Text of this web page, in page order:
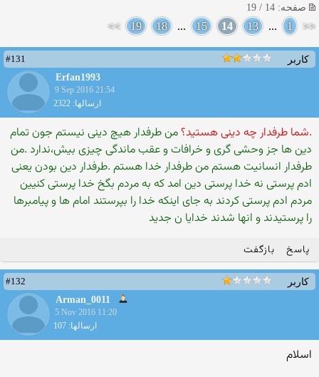
صفحه: 14 / 19
<<
1
...
13
14
15
...
18
19
>>
کاربر
#131
Erfan1993
9 Sep 2016 21:54
ارسالها: 2322
.شما طرفدار چه دینی هستید؟من طرفدار هیچ دینی نیستم جون تمام
دین ها جز وحشی گری و خرافات و عقب ماندگی چیزی بیش،ندارد .من
طرفدار انسانیت هستم من طرفدار خدا هستم .طرفدار دین بودن یعنی
ادم پرستی نه خدا پرستی دین امد که به مردم بگخ خدا پرستی کنیین
مردم ادم پرستی کردند به جای اینکه خدا را بپرستند امام ها و پیامبرها
را پرستیدند و انها شدند خدایا ن جدید
پاسخ بازگفت
کاربر
#132
Arman_0011
5 Nov 2016 11:20
ارسالها: 107
اسلام